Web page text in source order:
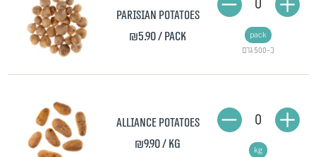
Parisian potatoes
₪5.90/ pack
כ-500 גרם
pack
0
Alliance Potatoes
₪9.90/ kg kg
0